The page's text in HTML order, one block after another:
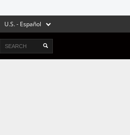
U.S. - Español
Search